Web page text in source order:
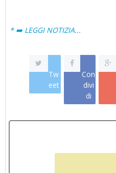
* ➡️ LEGGI NOTIZIA...
Tw
eet
Con
divi
di